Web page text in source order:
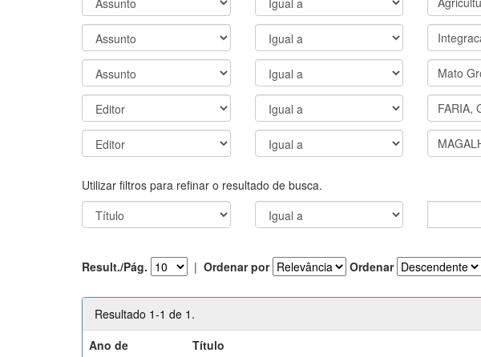
Utilizar filtros para refinar o resultado de busca.
Result./Pág. | Ordenar por Ordenar
Resultado 1-1 de 1.
Ano de
Título